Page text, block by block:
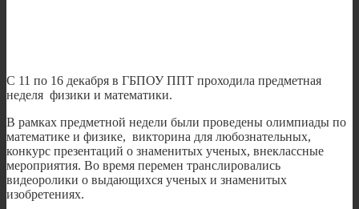
С 11 по 16 декабря в ГБПОУ ППТ проходила предметная
неделя физики и математики.
В рамках предметной недели были проведены олимпиады по
математике и физике, викторина для любознательных,
конкурс презентаций о знаменитых ученых, внеклассные
мероприятия. Во время перемен транслировались
видеоролики о выдающихся ученых и знаменитых
изобретениях.